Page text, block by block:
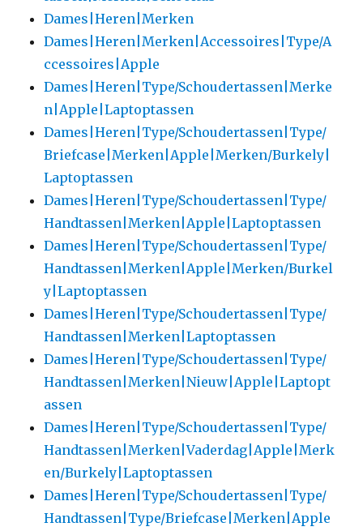
Dames|Heren|Merken
Dames|Heren|Merken|Accessoires|Type/A
ccessoires|Apple
Dames|Heren|Type/Schoudertassen|Merke
n|Apple|Laptoptassen
Dames|Heren|Type/Schoudertassen|Type/
Briefcase|Merken|Apple|Merken/Burkely|
Laptoptassen
Dames|Heren|Type/Schoudertassen|Type/
Handtassen|Merken|Apple|Laptoptassen
Dames|Heren|Type/Schoudertassen|Type/
Handtassen|Merken|Apple|Merken/Burkel
y|Laptoptassen
Dames|Heren|Type/Schoudertassen|Type/
Handtassen|Merken|Laptoptassen
Dames|Heren|Type/Schoudertassen|Type/
Handtassen|Merken|Nieuw|Apple|Laptopt
assen
Dames|Heren|Type/Schoudertassen|Type/
Handtassen|Merken|Vaderdag|Apple|Merk
en/Burkely|Laptoptassen
Dames|Heren|Type/Schoudertassen|Type/
Handtassen|Type/Briefcase|Merken|Apple